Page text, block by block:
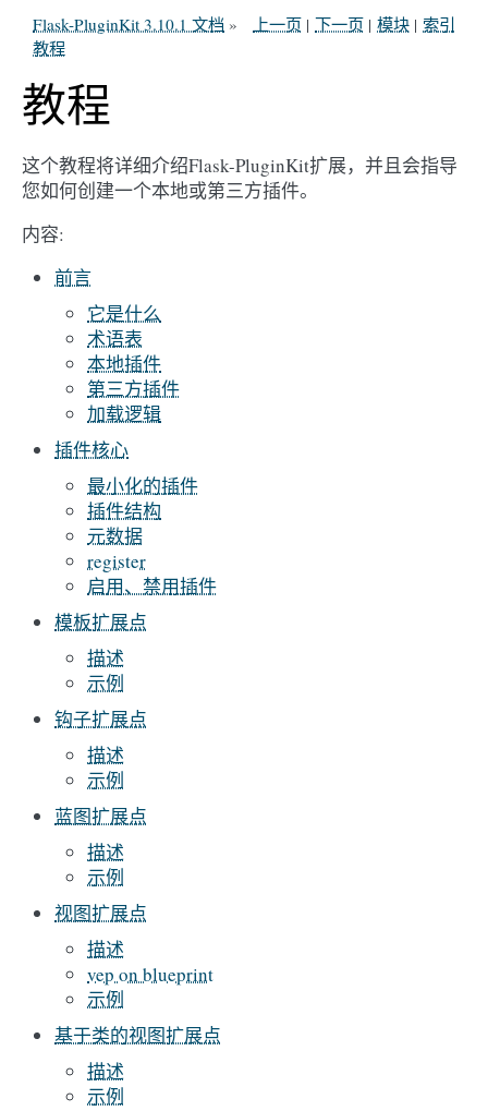
索引
模块 |
下一页 |
上一页 |
Flask-PluginKit 3.10.1 文档 »
教程
教程
这个教程将详细介绍Flask-PluginKit扩展，并且会指导
您如何创建一个本地或第三方插件。
内容:
前言
它是什么
术语表
本地插件
第三方插件
加载逻辑
插件核心
最小化的插件
插件结构
元数据
register
启用、禁用插件
模板扩展点
描述
示例
钩子扩展点
描述
示例
蓝图扩展点
描述
示例
视图扩展点
描述
vep on blueprint
示例
基于类的视图扩展点
描述
示例